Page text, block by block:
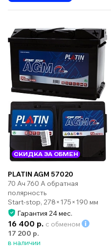
СКИДКА ЗА ОБМЕН
PLATIN AGM 57020
70 Ач 760 А обратная
полярность
Start-stop, 278×175×190 мм
Гарантия 24 мес.
16 400 р. с обменом
17 200 р.
в наличии